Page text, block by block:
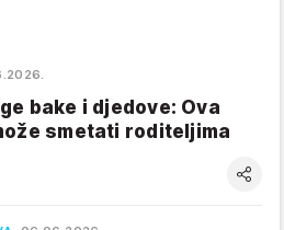
bake i djedove: Ova
smetati roditeljima